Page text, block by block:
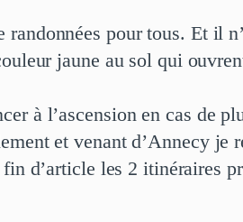
pour tous. Et il
jaune au sol qui
à l’ascension en cas de
et venant d’Annecy je
d’article les 2 itinéraires